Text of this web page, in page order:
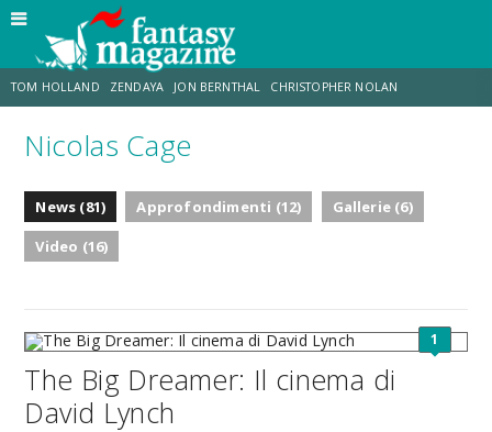
TOM HOLLAND ZENDAYA JON BERNTHAL CHRISTOPHER NOLAN
STRANIMONDI LUCCA COMICS & GAMES
SPIDER-MAN: BRAND NEW DAY
Nicolas Cage
News (81) Approfondimenti (12)
Gallerie (6)
Video (16)
1
The Big Dreamer: Il cinema di
David Lynch